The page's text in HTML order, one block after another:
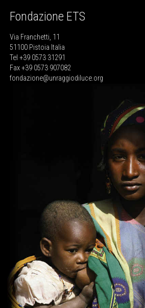
Fondazione ETS
Via Franchetti, 11
51100 Pistoia Italia
Tel +39 0573 31291
Fax +39 0573 907082
fondazione@unraggiodiluce.org